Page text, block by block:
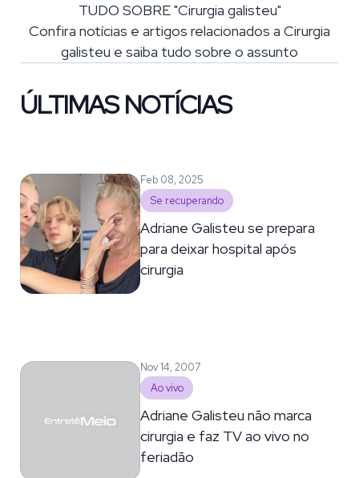
TUDO SOBRE "Cirurgia galisteu"
Confira notícias e artigos relacionados a Cirurgia
galisteu e saiba tudo sobre o assunto
ÚLTIMAS NOTÍCIAS
Feb 08, 2025
Se recuperando
Adriane Galisteu se prepara
para deixar hospital após
cirurgia
Nov 14, 2007
Ao vivo
Adriane Galisteu não marca
cirurgia e faz TV ao vivo no
feriadão